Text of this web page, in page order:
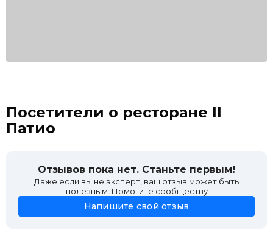
Посетители о ресторане Il
Патио
Отзывов пока нет. Станьте первым!
Даже если вы не эксперт, ваш отзыв может быть
полезным. Помогите сообществу
Напишите свой отзыв